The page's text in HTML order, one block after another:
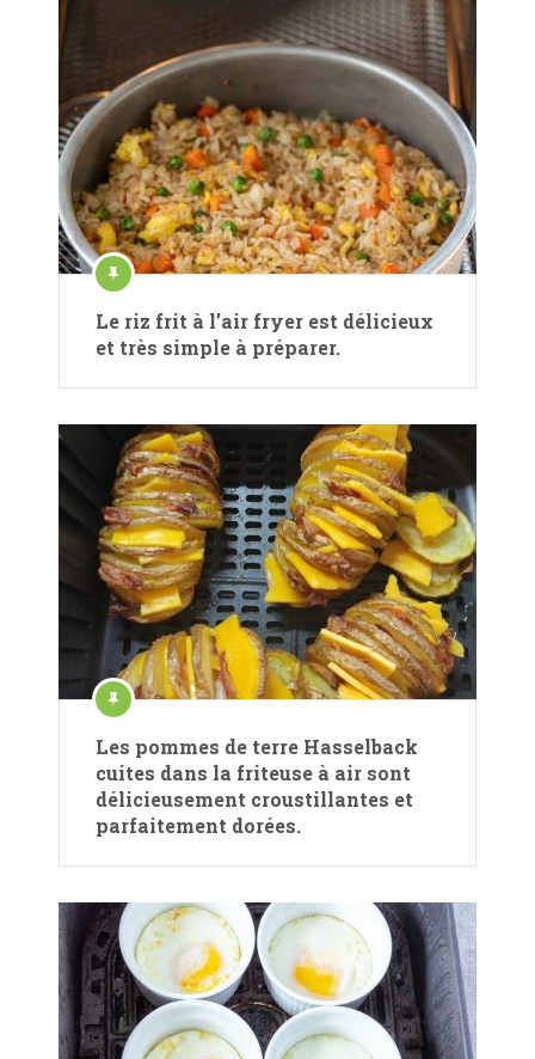
Le riz frit à l’air fryer est délicieux
et très simple à préparer.
Les pommes de terre Hasselback
cuites dans la friteuse à air sont
délicieusement croustillantes et
parfaitement dorées.